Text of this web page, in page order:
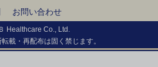
お問い合わせ
Healthcare Co., Ltd.
載・再配布は固く禁じます。